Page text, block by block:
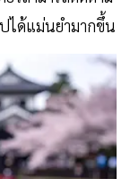
ได้แม่นยำมากขึ้น